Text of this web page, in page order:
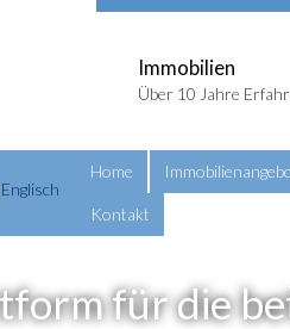
Immobilien
Über 10 Jahre
Home
Kontakt
für die